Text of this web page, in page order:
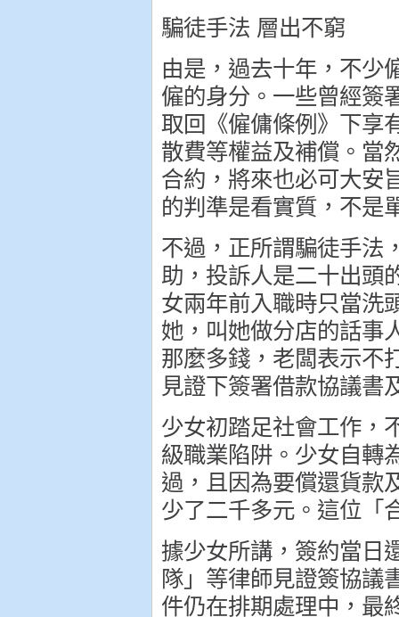
騙徒手法 層出不窮
由是，過去十年，不少
僱的身分。一些曾經簽
取回《僱傭條例》下享
散費等權益及補償。當
合約，將來也必可大安
的判準是看實質，不是
不過，正所謂騙徒手法
助，投訴人是二十出頭
女兩年前入職時只當洗
她，叫她做分店的話事
那麼多錢，老闆表示不
見證下簽署借款協議書
少女初踏足社會工作，
級職業陷阱。少女自轉
過，且因為要償還貨款
少了二千多元。這位「
據少女所講，簽約當日
隊」等律師見證簽協議
件仍在排期處理中，最